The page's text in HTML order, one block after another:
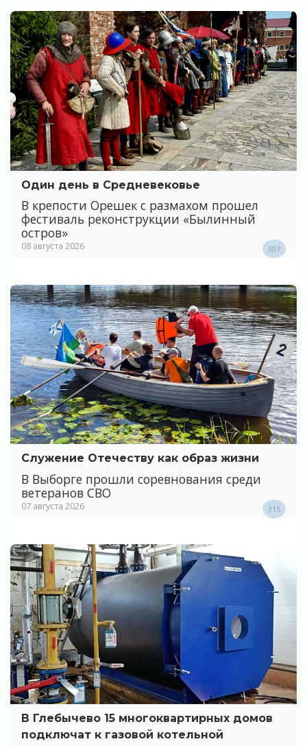
Один день в Средневековье
В крепости Орешек с размахом прошел
фестиваль реконструкции «Былинный
остров»
08 августа 2026 307
Служение Отечеству как образ жизни
В Выборге прошли соревнования среди
ветеранов СВО
07 августа 2026 315
В Глебычево 15 многоквартирных домов
подключат к газовой котельной